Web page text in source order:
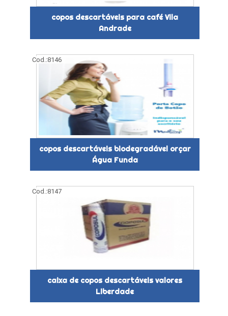
copos descartáveis para café Vila
Andrade
Cod.:8146
copos descartáveis biodegradável orçar
Água Funda
Cod.:8147
caixa de copos descartáveis valores
Liberdade